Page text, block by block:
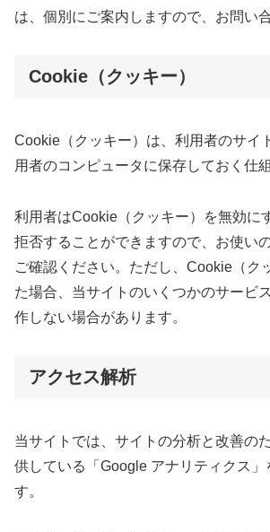
は、個別にご案内しますので、お問い
Cookie（クッキー）
Cookie（クッキー）は、利用者のサイ
用者のコンピュータに保存しておく仕
利用者はCookie（クッキー）を無効に
拒否することができますので、お使い
ご確認ください。ただし、Cookie（ク
た場合、当サイトのいくつかのサービ
作しない場合があります。
アクセス解析
当サイトでは、サイトの分析と改善の
供している「Google アナリティクス」
す。